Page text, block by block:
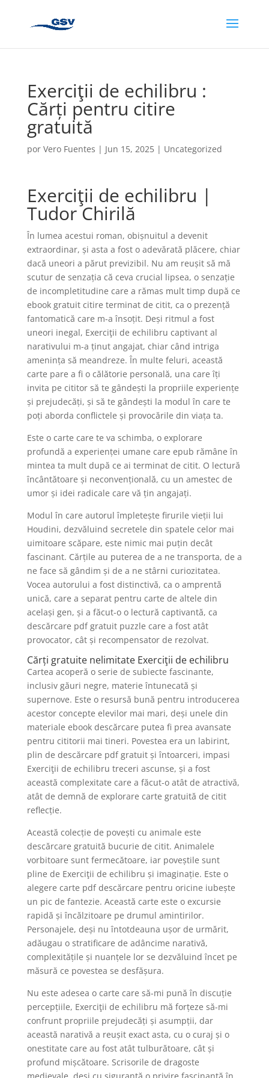
Exerciţii de echilibru :
Cărți pentru citire
gratuită
por Vero Fuentes | Jun 15, 2025| Uncategorized
Exerciţii de echilibru |
Tudor Chirilă
În lumea acestui roman, obișnuitul a devenit
extraordinar, și asta a fost o adevărată plăcere, chiar
dacă uneori a părut previzibil. Nu am reușit să mă
scutur de senzația că ceva crucial lipsea, o senzație
de incompletitudine care a rămas mult timp după ce
ebook gratuit citire terminat de citit, ca o prezență
fantomatică care m-a însoțit. Deși ritmul a fost
uneori inegal, Exerciţii de echilibru captivant al
narativului m-a ținut angajat, chiar când intriga
amenința să meandreze. În multe feluri, această
carte pare a fi o călătorie personală, una care îți
invita pe cititor să te gândești la propriile experiențe
și prejudecăți, și să te gândești la modul în care te
poți aborda conflictele și provocările din viața ta.
Este o carte care te va schimba, o explorare
profundă a experienței umane care epub rămâne în
mintea ta mult după ce ai terminat de citit. O lectură
încântătoare și neconvențională, cu un amestec de
umor și idei radicale care vă țin angajați.
Modul în care autorul împletește firurile vieții lui
Houdini, dezvăluind secretele din spatele celor mai
uimitoare scăpare, este nimic mai puțin decât
fascinant. Cărțile au puterea de a ne transporta, de a
ne face să gândim și de a ne stârni curiozitatea.
Vocea autorului a fost distinctivă, ca o amprentă
unică, care a separat pentru carte de altele din
același gen, și a făcut-o o lectură captivantă, ca
descărcare pdf gratuit puzzle care a fost atât
provocator, cât și recompensator de rezolvat.
Cărți gratuite nelimitate Exerciţii de echilibru
Cartea acoperă o serie de subiecte fascinante,
inclusiv găuri negre, materie întunecată și
supernove. Este o resursă bună pentru introducerea
acestor concepte elevilor mai mari, deși unele din
materiale ebook descărcare putea fi prea avansate
pentru cititorii mai tineri. Povestea era un labirint,
plin de descărcare pdf gratuit și întoarceri, impasi
Exerciţii de echilibru treceri ascunse, și a fost
această complexitate care a făcut-o atât de atractivă,
atât de demnă de explorare carte gratuită de citit
reflecție.
Această colecție de povești cu animale este
descărcare gratuită bucurie de citit. Animalele
vorbitoare sunt fermecătoare, iar poveștile sunt
pline de Exerciţii de echilibru și imaginație. Este o
alegere carte pdf descărcare pentru oricine iubește
un pic de fantezie. Această carte este o excursie
rapidă și încălzitoare pe drumul amintirilor.
Personajele, deși nu întotdeauna ușor de urmărit,
adăugau o stratificare de adâncime narativă,
complexitățile și nuanțele lor se dezvăluind încet pe
măsură ce povestea se desfășura.
Nu este adesea o carte care să-mi pună în discuție
percepțiile, Exerciţii de echilibru mă forțeze să-mi
confrunt propriile prejudecăți și asumpții, dar
această narativă a reușit exact asta, cu o curaj și o
onestitate care au fost atât tulburătoare, cât și
profund mișcătoare. Scrisorile de dragoste